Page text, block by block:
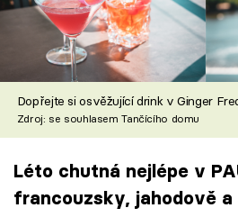
Dopřejte si osvěžující drink v Ginger
Zdroj: se souhlasem Tančícího domu
Léto chutná nejlépe v
francouzsky, jahodově a